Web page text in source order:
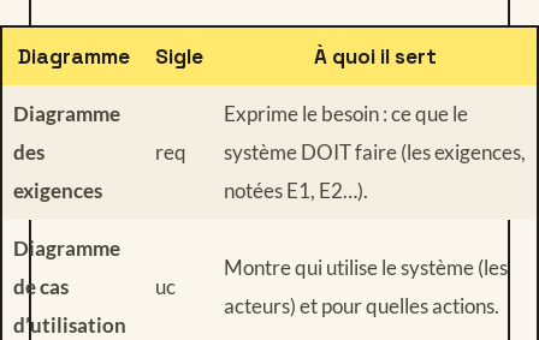
Diagramme Sigle À quoi il sert
Diagramme
des
exigences
req
Exprime le besoin : ce que le
système DOIT faire (les exigences,
notées E1, E2…).
Diagramme
de cas
d’utilisation
uc
Montre qui utilise le système (les
acteurs) et pour quelles actions.